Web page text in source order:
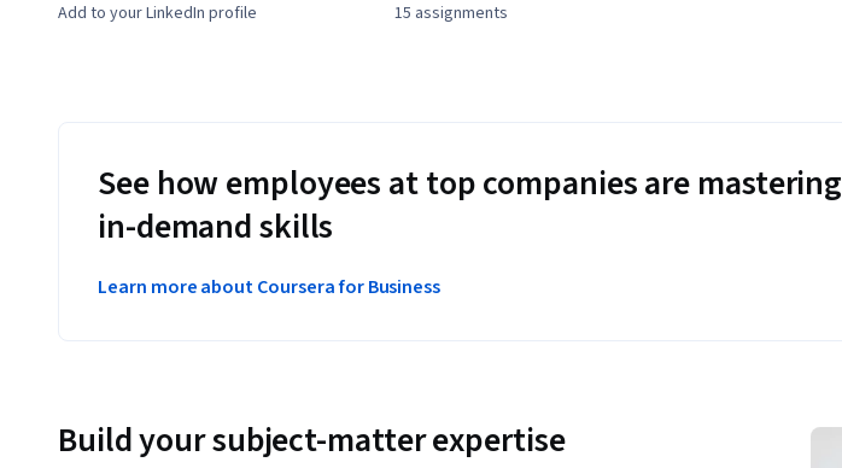
Add to your LinkedIn profile 15 assignments
See how employees at top companies are mastering
in-demand skills
Learn more about Coursera for Business
Build your subject-matter expertise